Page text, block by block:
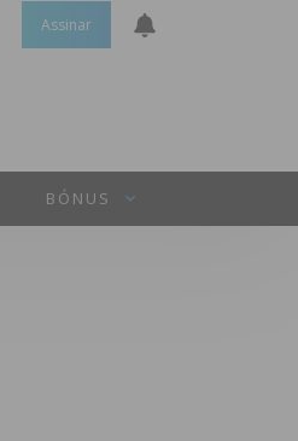
Assinar
BÓNUS